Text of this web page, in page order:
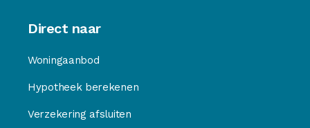
Direct naar
Woningaanbod
Hypotheek berekenen
Verzekering afsluiten